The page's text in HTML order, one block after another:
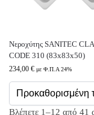
Νεροχύτης SANITEC
CODE 310 (83x83x50)
234,00 € με Φ.Π.Α 24%
Βλέπετε 1–12 από 41